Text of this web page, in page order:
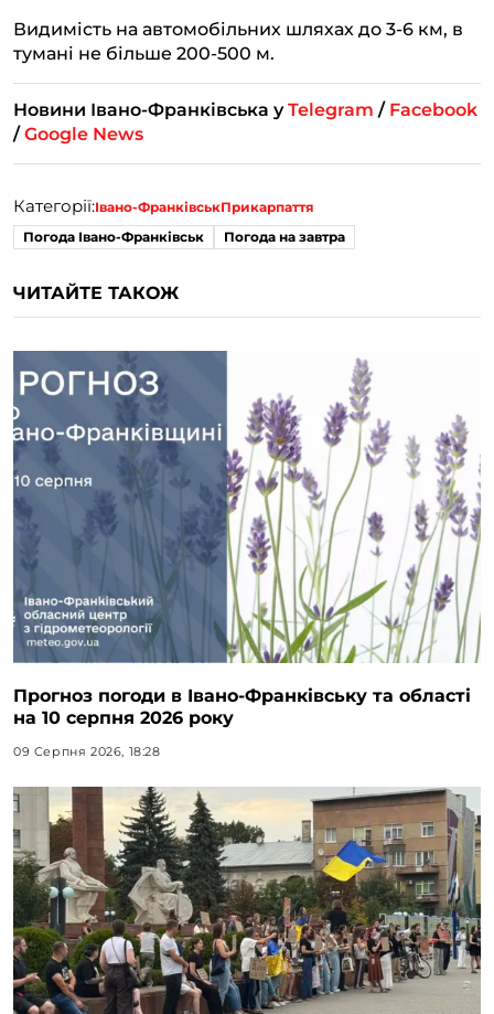
Видимість на автомобільних шляхах до 3-6 км, в
тумані не більше 200-500 м.
Новини Івано-Франківська уTelegram / Facebook
/Google News
Категорії:Івано-ФранківськПрикарпаття
Погода Івано-Франківськ
Погода на завтра
ЧИТАЙТЕ ТАКОЖ
Прогноз погоди в Івано-Франківську та області
на 10 серпня 2026 року
09 Серпня 2026, 18:28